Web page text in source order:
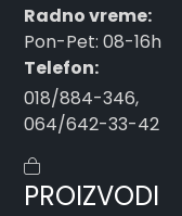
Radno vreme:
Pon-Pet: 08-16h
Telefon:
018/884-346,
064/642-33-42
PROIZVODI